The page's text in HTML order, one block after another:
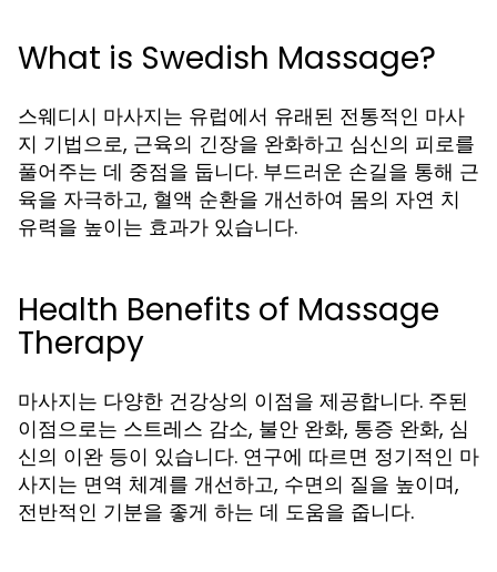
What is Swedish Massage?
스웨디시 마사지는 유럽에서 유래된 전통적인 마사
지 기법으로, 근육의 긴장을 완화하고 심신의 피로를
풀어주는 데 중점을 둡니다. 부드러운 손길을 통해 근
육을 자극하고, 혈액 순환을 개선하여 몸의 자연 치
유력을 높이는 효과가 있습니다.
Health Benefits of Massage
Therapy
마사지는 다양한 건강상의 이점을 제공합니다. 주된
이점으로는 스트레스 감소, 불안 완화, 통증 완화, 심
신의 이완 등이 있습니다. 연구에 따르면 정기적인 마
사지는 면역 체계를 개선하고, 수면의 질을 높이며,
전반적인 기분을 좋게 하는 데 도움을 줍니다.